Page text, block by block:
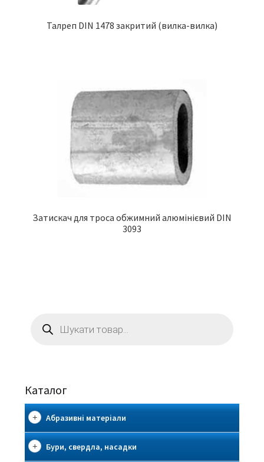
Талреп DIN 1478 закритий (вилка-вилка)
Затискач для троса обжимний алюмінієвий DIN
3093
товарів
Каталог
Абразивні матеріали
Бури, свердла, насадки